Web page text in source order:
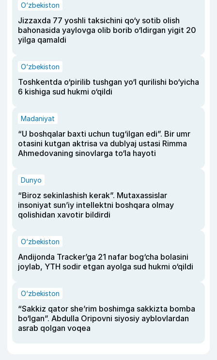
O‘zbekiston
Jizzaxda 77 yoshli taksichini qo‘y sotib olish
bahonasida yaylovga olib borib o‘ldirgan yigit 20
yilga qamaldi
O‘zbekiston
Toshkentda o‘pirilib tushgan yo‘l qurilishi bo‘yicha
6 kishiga sud hukmi o‘qildi
Madaniyat
“U boshqalar baxti uchun tug‘ilgan edi”. Bir umr
otasini kutgan aktrisa va dublyaj ustasi Rimma
Ahmedovaning sinovlarga to‘la hayoti
Dunyo
“Biroz sekinlashish kerak”. Mutaxassislar
insoniyat sun’iy intellektni boshqara olmay
qolishidan xavotir bildirdi
O‘zbekiston
Andijonda Tracker’ga 21 nafar bog‘cha bolasini
joylab, YTH sodir etgan ayolga sud hukmi o‘qildi
O‘zbekiston
“Sakkiz qator she’rim boshimga sakkizta bomba
bo‘lgan”. Abdulla Oripovni siyosiy ayblovlardan
asrab qolgan voqea